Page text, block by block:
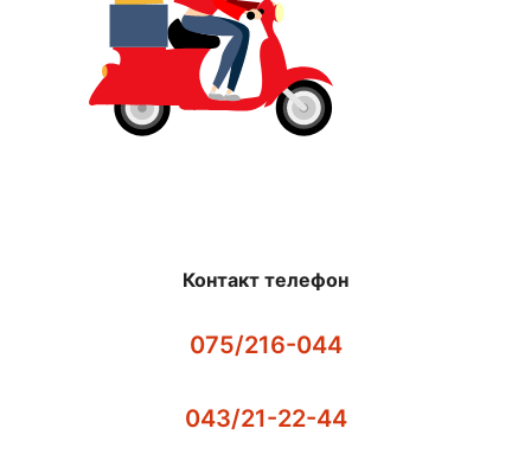
Контакт телефон
075/216-044
043/21-22-44